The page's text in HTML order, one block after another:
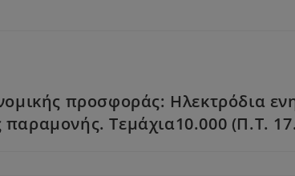
προσφοράς: Ηλεκτρόδια
παραμονής. Τεμάχια10.000 (Π.Τ.